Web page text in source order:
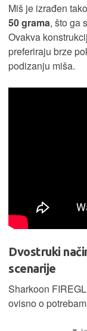
Miš je izrađen
50 grama, što ga
Ovakva
preferiraju brze
podizanju miša.
Dvostruki
scenarije
Sharkoon
ovisno o